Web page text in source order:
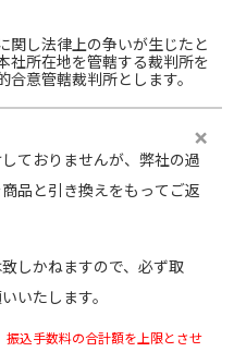
関し法律上の争いが生じたと
社所在地を管轄する裁判所を
合意管轄裁判所とします。
ておりませんが、弊社の過
品と引き換えをもってご返
しかねますので、必ず取
いたします。
込手数料の合計額を上限とさせ